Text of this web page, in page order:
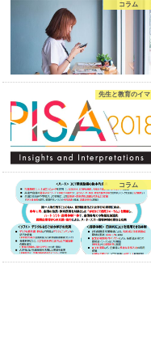
コラム
先生と教育のイマ
コラム